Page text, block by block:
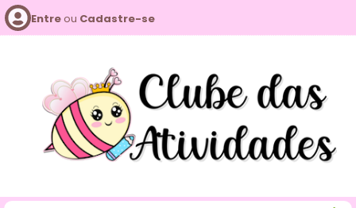
Entreou Cadastre-se